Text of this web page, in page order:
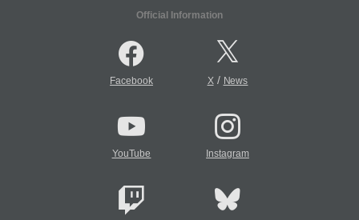
Official Information
Facebook X/ News
YouTube Instagram